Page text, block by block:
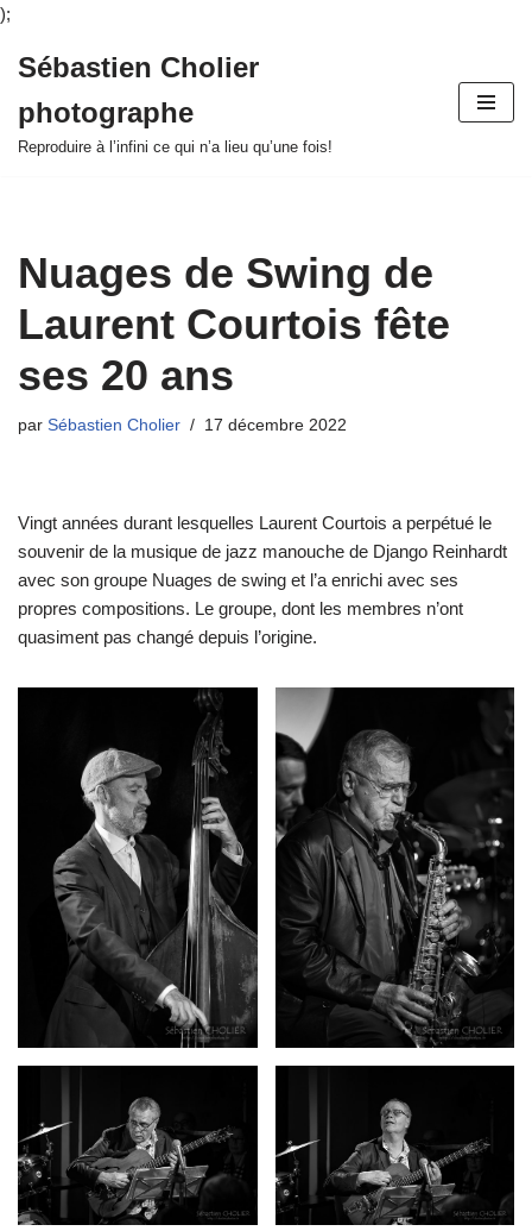
);
au
contenu
Sébastien Cholier
photographe
Reproduire à l’infini ce qui n’a lieu qu’une fois!
Nuages de Swing de
Laurent Courtois fête
ses 20 ans
par Sébastien Cholier 17 décembre 2022
Vingt années durant lesquelles Laurent Courtois a perpétué le
souvenir de la musique de jazz manouche de Django Reinhardt
avec son groupe Nuages de swing et l’a enrichi avec ses
propres compositions. Le groupe, dont les membres n’ont
quasiment pas changé depuis l’origine.